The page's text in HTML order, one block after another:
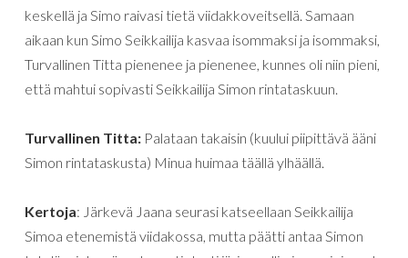
keskellä ja Simo raivasi tietä viidakkoveitsellä. Samaan
aikaan kun Simo Seikkailija kasvaa isommaksi ja isommaksi,
Turvallinen Titta pienenee ja pienenee, kunnes oli niin pieni,
että mahtui sopivasti Seikkailija Simon rintataskuun.
Turvallinen Titta: Palataan takaisin (kuului piipittävä ääni
Simon rintataskusta) Minua huimaa täällä ylhäällä.
Kertoja: Järkevä Jaana seurasi katseellaan Seikkailija
Simoa etenemistä viidakossa, mutta päätti antaa Simon